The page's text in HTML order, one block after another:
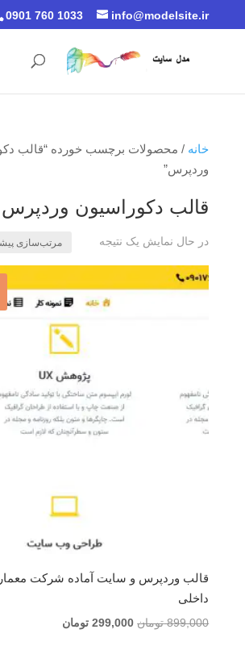
0901 760 1033 info@modelsite.ir
خانه / محصولات برچسب خورده “قالب
وردپرس”
قالب دکوراسیون وردپرس
در حال نمایش یک نتیجه
قالب وردپرس و سایت آماده شرکت
داخلی
899,000 تومان قیمت
299,000 تومانقیمت